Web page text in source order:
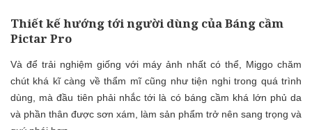
Thiết kế hướng tới người dùng của Báng cầm
Pictar Pro
Và để trải nghiệm giống với máy ảnh nhất có thể, Miggo chăm
chút khá kĩ càng về thẩm mĩ cũng như tiện nghi trong quá trình
dùng, mà đầu tiên phải nhắc tới là có báng cầm khá lớn phủ da
và phần thân được sơn xám, làm sản phẩm trở nên sang trọng và